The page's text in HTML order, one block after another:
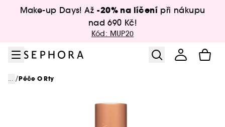
Přejít na hlavní obsah
Make-up Days! Až -20% na líčení při nákupu
nad 690 Kč!
Kód: MUP20
... /Péče O Rty